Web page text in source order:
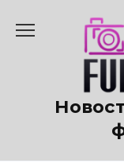
содержанию